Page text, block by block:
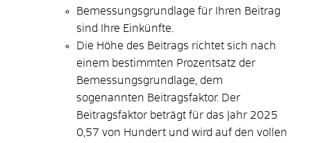
Bemessungsgrundlage für Ihren Beitrag
sind Ihre Einkünfte.
Die Höhe des Beitrags richtet sich nach
einem bestimmten Prozentsatz der
Bemessungsgrundlage, dem
sogenannten Beitragsfaktor. Der
Beitragsfaktor beträgt für das Jahr 2025
0,57 von Hundert und wird auf den vollen